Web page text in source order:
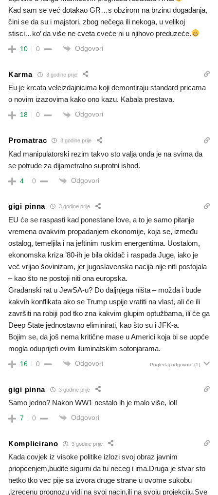
Kad sam se već dotakao GR…s obzirom na brzinu događanja,
čini se da su i majstori, zbog nečega ili nekoga, u velikoj
stisci…ko’ da više ne cveta cveće ni u njihovo preduzeće.
10 0 Odgovori
Karma 3 godine prije
Eu je krcata veleizdajnicima koji demontiraju standard pricama
o novim izazovima kako ono kazu. Kabala prestava.
18 0 Odgovori
Promatrac 3 godine prije
Kad manipulatorski rezim takvo sto valja onda je na svima da
se potrude za dijametralno suprotni ishod.
4 0 Odgovori
gigi pinna 3 godine prije
EU će se raspasti kad ponestane love, a to je samo pitanje
vremena ovakvim propadanjem ekonomije, koja se, između
ostalog, temeljila i na jeftinim ruskim energentima. Uostalom,
ekonomska kriza ’80-ih je bila okidač i raspada Juge, iako je
već vrijao šovinizam, jer jugoslavenska nacija nije niti postojala
– kao što ne postoji niti ona europska.
Građanski rat u JewSA-u? Do daljnjega ništa – možda i bude
kakvih konflikata ako se Trump uspije vratiti na vlast, ali će ili
završiti na robiji pod tko zna kakvim glupim optužbama, ili će ga
Deep State jednostavno eliminirati, kao što su i JFK-a.
Bojim se, da još nema kritične mase u Americi koja bi se uopće
mogla oduprijeti ovim iluminatskim sotonjarama.
16 0 Odgovori Pogledaj odgovore (1)
gigi pinna 3 godine prije
Samo jedno? Nakon WW1 nestalo ih je malo više, lol!
7 0 Odgovori
Komplicirano 3 godine prije
Kada covjek iz visoke politike izlozi svoj obraz javnim
priopcenjem,budite sigurni da tu neceg i ima.Druga je stvar sto
netko tko vec pije sa izvora druge strane u ovome sukobu
,izrecenu prognozu vidi na svoj nacin,ili na svoju projekciju.Sve